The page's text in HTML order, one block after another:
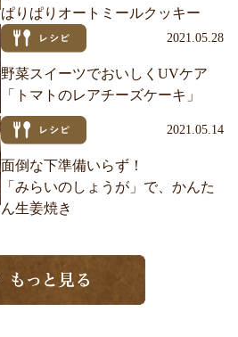
ぱりぱりオートミールクッキー
2021.05.28
野菜スイーツでおいしくUVケア
「トマトのレアチーズケーキ」
2021.05.14
面倒な下準備いらず！
「みらいのしょうが」で、かんた
ん生姜焼き